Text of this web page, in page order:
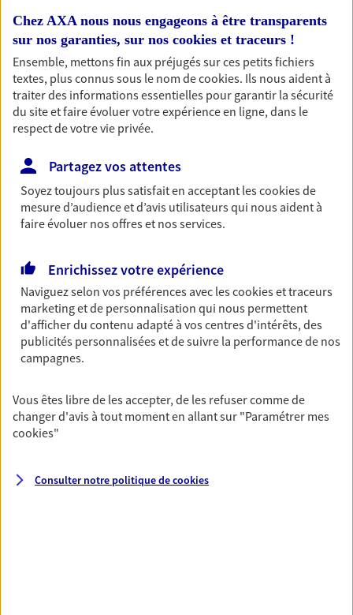
Nos offres phares
Épargne
Réalisez vos projets grâce à votre épargne : achat
immobilier, études des enfants ou voyage autour
du monde… Épargnez à votre rythme et
simplement, selon votre profil.
Préparez sereinement ce nouveau chapitre de
votre vie avec les conseils d'un expert. Découvrez
notre solution PER (Plan Epargne Retraite)
spécialement conçue pour la retraite.
Couvrez vos dépenses de santé ainsi que celles de
votre famille avec la complémentaire santé qui
vous ressemble.
Prévoyance
Chez AXA nous nous engageons à être transparents
sur nos garanties, sur nos cookies et traceurs !
Ensemble, mettons fin aux préjugés sur ces petits fichiers
textes, plus connus sous le nom decookies. Ils nous aident à
traiter des informations essentielles pour garantir la sécurité
du site et faire évoluer votre expérience en ligne, dans le
respect de votre vie privée.
Partagez vos attentes
Soyez toujours plus satisfait en acceptant lescookiesde
mesure d’audience et d’avis utilisateurs qui nous aident à
faire évoluer nos offres et nos services.
Enrichissez votre expérience
Naviguez selon vos préférences avec lescookies et traceurs
marketing et de personnalisation qui nous permettent
d'afficher du contenu adapté à vos centres d'intérêts, des
publicités personnalisées et de suivre la performance de nos
campagnes.
Vous êtes libre de les accepter, de les refuser comme de
changer d'avis à tout moment en allant sur "Paramétrer mes
cookies"
Consulter notre politique decookies